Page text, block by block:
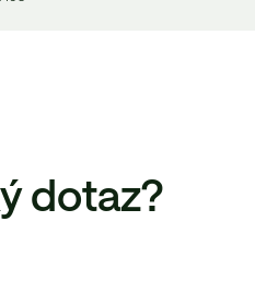
dotaz?